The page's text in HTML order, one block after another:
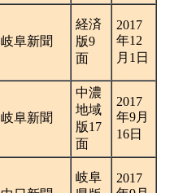
岐阜新聞
経済
版9
面
2017
年12
月1日
岐阜新聞
中濃
地域
版17
面
2017
年9月
16日
岐阜
2017